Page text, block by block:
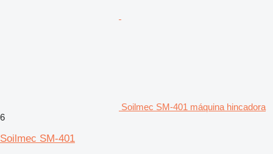
Soilmec SM-401 máquina hincadora
6
Soilmec SM-401